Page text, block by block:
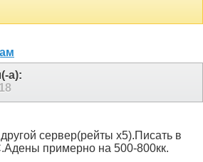
а):
сервер(рейты х5).Писать в
примерно на 500-800кк.